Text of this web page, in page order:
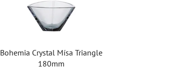
Bohemia Crystal Mísa Triangle
180mm